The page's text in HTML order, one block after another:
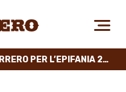
LE NOVITÀ FERRERO PER L’EPIFANIA 2025